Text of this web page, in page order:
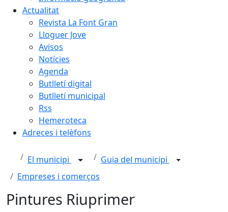
Actualitat
Revista La Font Gran
Lloguer Jove
Avisos
Notícies
Agenda
Butlletí digital
Butlletí municipal
Rss
Hemeroteca
Adreces i telèfons
El municipi
Guia del municipi
Empreses i comerços
Pintures Riuprimer